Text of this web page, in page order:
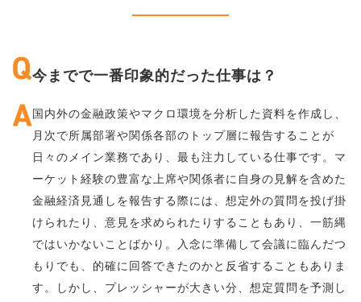
今までで一番印象的だった仕事は？
国内外の金融政策やマクロ環境を分析した資料を作成し、
月次で所属部署や関係各部のトップ層に報告することが
日々のメイン業務であり、最も注力している仕事です。マ
ーケット経験の豊富な上席や関係者に自身の見解を含めた
金融経済見通しを報告する際には、想定外の質問を投げ掛
けられたり、意見を求められたりすることもあり、一筋縄
ではいかないことばかり。入念に準備して会議に臨んだつ
もりでも、的確に回答できたのかと反省することもありま
す。しかし、プレッシャーが大きい分、想定質問を予測し